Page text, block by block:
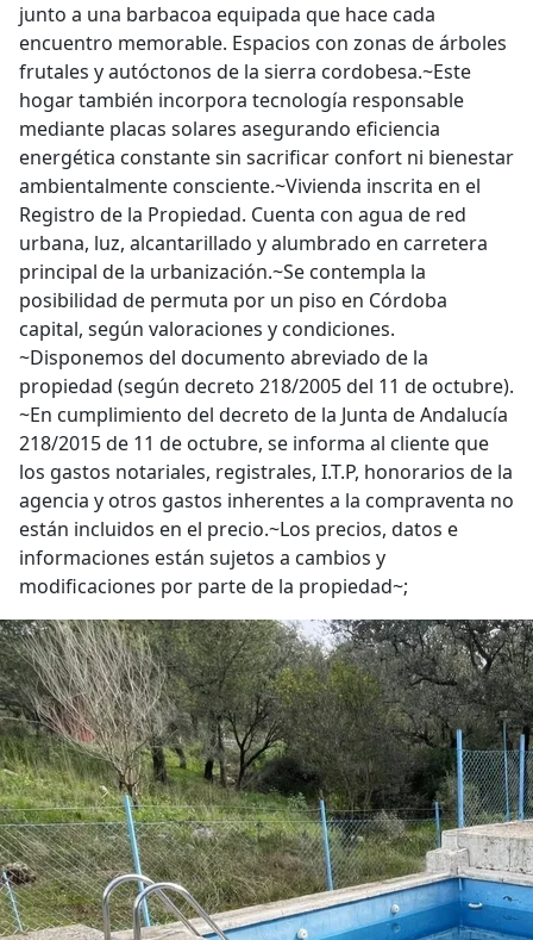
junto a una barbacoa equipada que hace cada
encuentro memorable. Espacios con zonas de árboles
frutales y autóctonos de la sierra cordobesa.~Este
hogar también incorpora tecnología responsable
mediante placas solares asegurando eficiencia
energética constante sin sacrificar confort ni bienestar
ambientalmente consciente.~Vivienda inscrita en el
Registro de la Propiedad. Cuenta con agua de red
urbana, luz, alcantarillado y alumbrado en carretera
principal de la urbanización.~Se contempla la
posibilidad de permuta por un piso en Córdoba
capital, según valoraciones y condiciones.
~Disponemos del documento abreviado de la
propiedad (según decreto 218/2005 del 11 de octubre).
~En cumplimiento del decreto de la Junta de Andalucía
218/2015 de 11 de octubre, se informa al cliente que
los gastos notariales, registrales, I.T.P, honorarios de la
agencia y otros gastos inherentes a la compraventa no
están incluidos en el precio.~Los precios, datos e
informaciones están sujetos a cambios y
modificaciones por parte de la propiedad~;